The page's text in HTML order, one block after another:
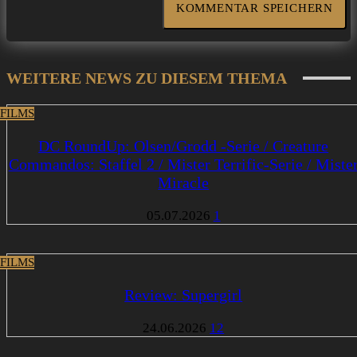
WEITERE NEWS ZU DIESEM THEMA
DC RoundUp: Olsen/Grodd -Serie / Creature
Commandos: Staffel 2 / Mister Terrific-Serie /
Miracle
05.07.2026 1
Review: Supergirl
24.06.2026 12